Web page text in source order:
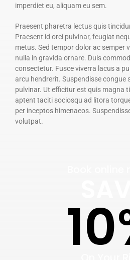
imperdiet eu, aliquam eu sem.
Praesent pharetra lectus quis
Praesent id orci pulvinar, feugiat
metus. Sed tempor dolor ac semper
nulla in gravida ornare. Duis
consectetur. Fusce viverra lacus a
arcu hendrerit. Suspendisse congue
pulvinar. Ut efficitur est quis magna
aptent taciti sociosqu ad litora
per inceptos himenaeos.
volutpat.